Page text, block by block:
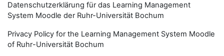
Datenschutzerklärung für das Learning Management
System Moodle der Ruhr-Universität Bochum
Privacy Policy for the Learning Management System Moodle
of Ruhr-Universität Bochum